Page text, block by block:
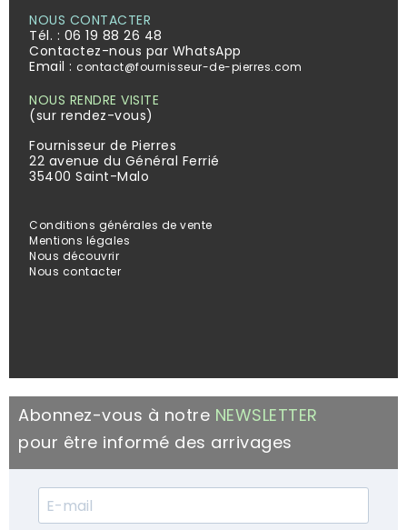
NOUS CONTACTER
Tél. : 06 19 88 26 48
Contactez-nous par WhatsApp
Email : contact@fournisseur-de-pierres.com
NOUS RENDRE VISITE
(sur rendez-vous)
Fournisseur de Pierres
22 avenue du Général Ferrié
35400 Saint-Malo
Conditions générales de vente
Mentions légales
Nous découvrir
Nous contacter
Abonnez-vous à notre NEWSLETTER
pour être informé des arrivages